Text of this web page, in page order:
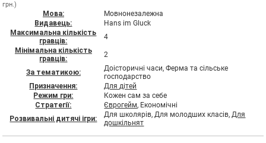
грн.)
Мова:
Мовнонезалежна
Видавець:
Hans im Gluck
Максимальна кількість
гравців:
4
Мінімальна кількість
гравців:
2
За тематикою:
Доісторичні часи, Ферма та сільське
господарство
Призначення:
Для дітей
Режим гри:
Кожен сам за себе
Стратегії:
Єврогейм, Економічні
Розвивальні дитячі ігри:
Для школярів, Для молодших класів,Для
дошкільнят